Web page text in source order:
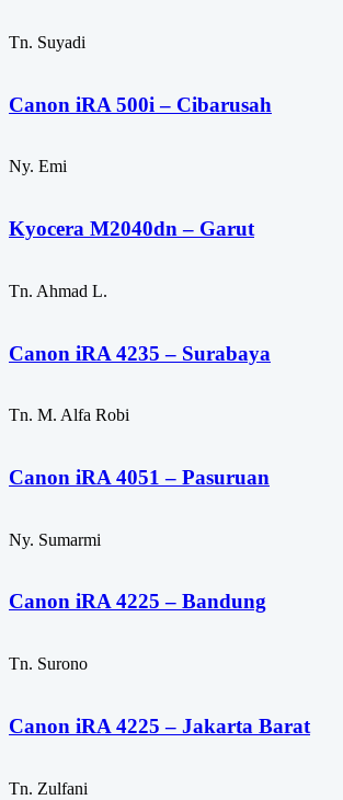
Tn. Suyadi
Canon iRA 500i – Cibarusah
Ny. Emi
Kyocera M2040dn – Garut
Tn. Ahmad L.
Canon iRA 4235 – Surabaya
Tn. M. Alfa Robi
Canon iRA 4051 – Pasuruan
Ny. Sumarmi
Canon iRA 4225 – Bandung
Tn. Surono
Canon iRA 4225 – Jakarta Barat
Tn. Zulfani